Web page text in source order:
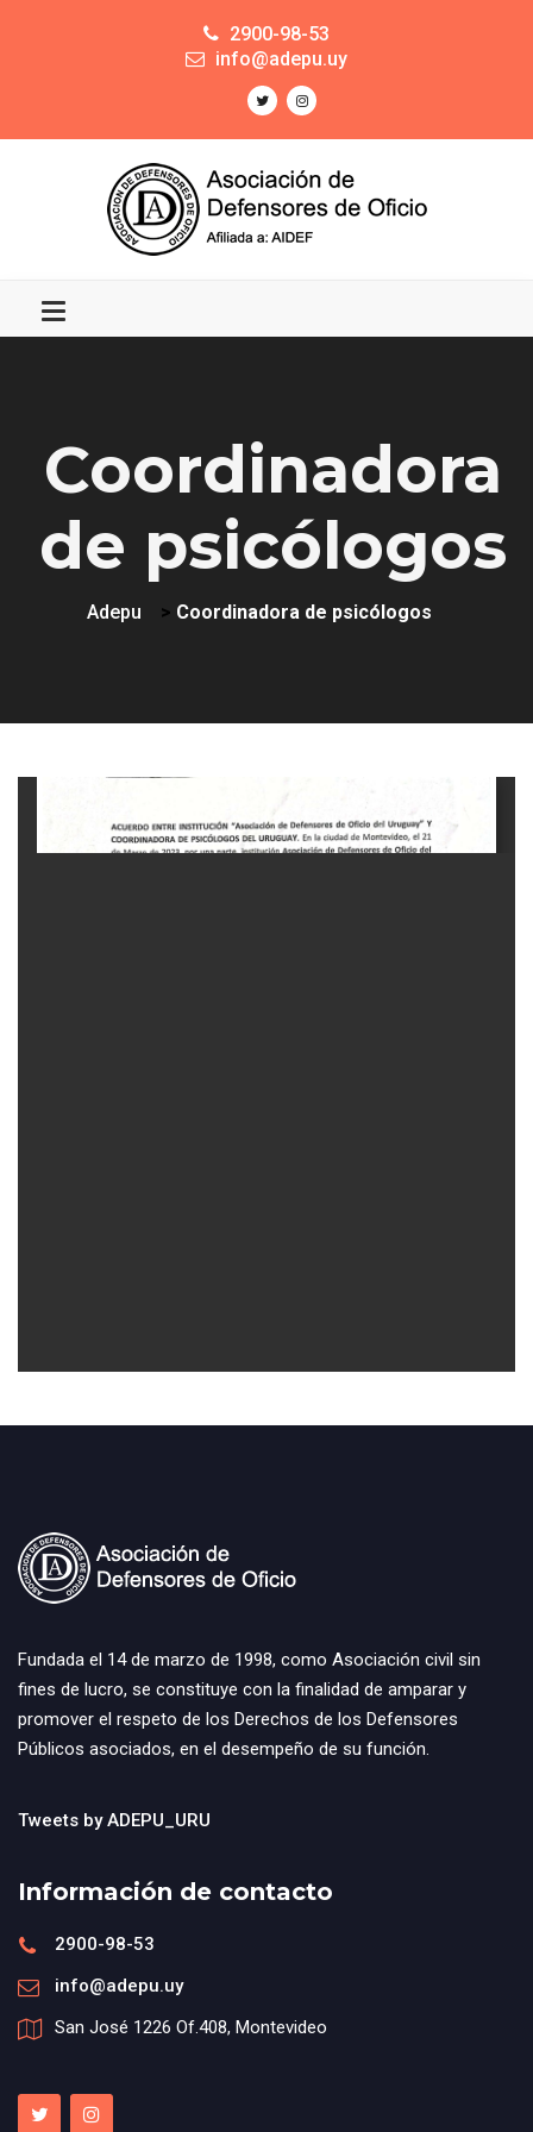
2900-98-53
info@adepu.uy
Coordinadora
de psicólogos
Adepu > Coordinadora de psicólogos
Fundada el 14 de marzo de 1998, como Asociación civil sin
fines de lucro, se constituye con la finalidad de amparar y
promover el respeto de los Derechos de los Defensores
Públicos asociados, en el desempeño de su función.
Tweets by ADEPU_URU
Información de contacto
2900-98-53
info@adepu.uy
San José 1226 Of.408, Montevideo